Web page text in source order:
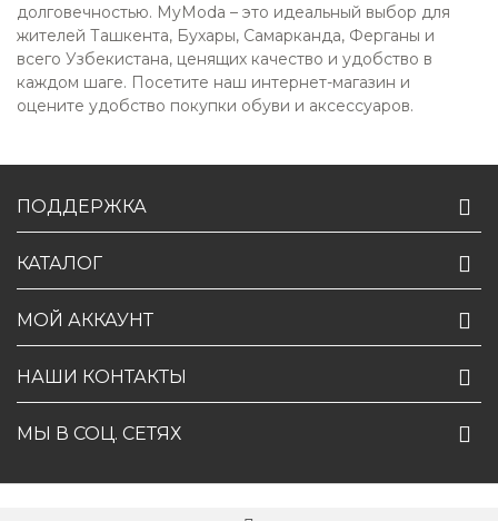
долговечностью. MyModa – это идеальный выбор для
жителей Ташкента, Бухары, Самарканда, Ферганы и
всего Узбекистана, ценящих качество и удобство в
каждом шаге. Посетите наш интернет-магазин и
оцените удобство покупки обуви и аксессуаров.
ПОДДЕРЖКА
КАТАЛОГ
МОЙ АККАУНТ
НАШИ КОНТАКТЫ
МЫ В СОЦ. СЕТЯХ